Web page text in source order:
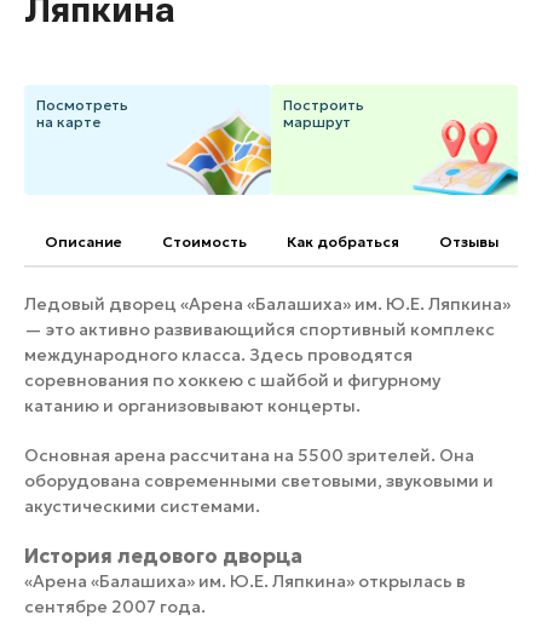
Банные комплексы
Инвестиционный портал
Федоскинская фабрика
Пикник в Подмосковье
Золотое кольцо России
Войти
Инвесторам
Особо охраняемые
природные территории
Ляпкина
Посмотреть
на карте
Построить
маршрут
Описание Cтоимость Как добраться Отзывы
Ледовый дворец «Арена «Балашиха» им. Ю.Е. Ляпкина»
— это активно развивающийся спортивный комплекс
международного класса. Здесь проводятся
соревнования по хоккею с шайбой и фигурному
катанию и организовывают концерты.
Основная арена рассчитана на 5500 зрителей. Она
оборудована современными световыми, звуковыми и
акустическими системами.
История ледового дворца
«Арена «Балашиха» им. Ю.Е. Ляпкина» открылась в
сентябре 2007 года.